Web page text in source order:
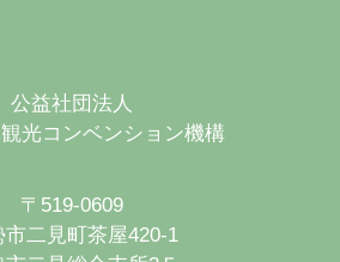
公益社団法人
光コンベンション機構
〒519-0609
市二見町茶屋420-1